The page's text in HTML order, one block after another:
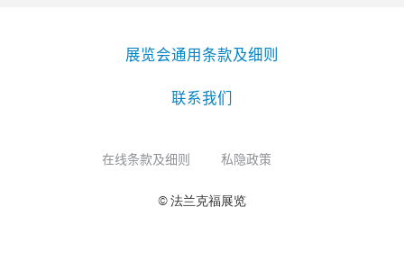
展览会通用条款及细则
联系我们
在线条款及细则 私隐政策
© 法兰克福展览